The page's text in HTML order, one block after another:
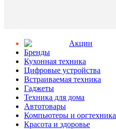
Aкции
Бренды
Кухонная техника
Цифровые устройства
Встраиваемая техника
Гаджеты
Техника для дома
Автотовары
Компьютеры и оргтехника
Красота и здоровье